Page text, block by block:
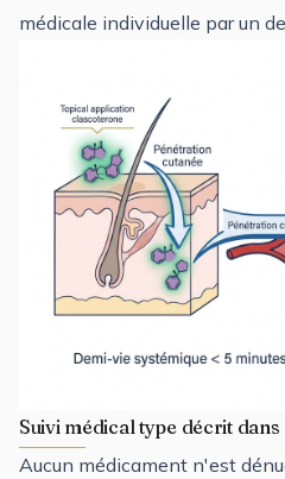
médicale individuelle par un
Suivi médical type décrit
Aucun médicament n'est